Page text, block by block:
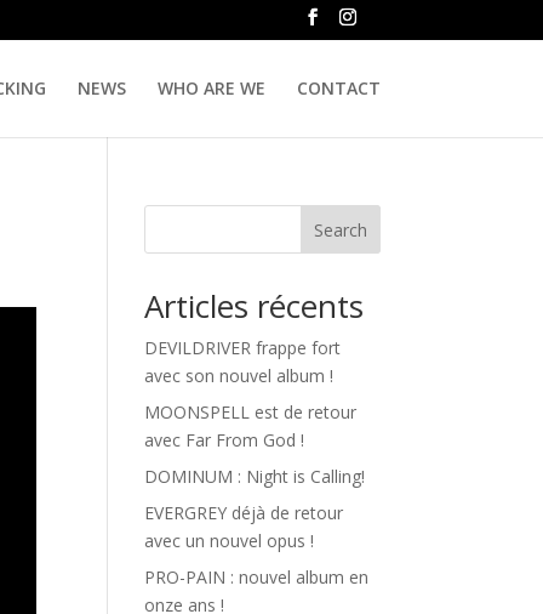
NEWS WHO ARE WE CONTACT
Search
Articles récents
DEVILDRIVER frappe fort
avec son nouvel album !
MOONSPELL est de retour
avec Far From God !
DOMINUM : Night is Calling!
EVERGREY déjà de retour
avec un nouvel opus !
PRO-PAIN : nouvel album en
onze ans !